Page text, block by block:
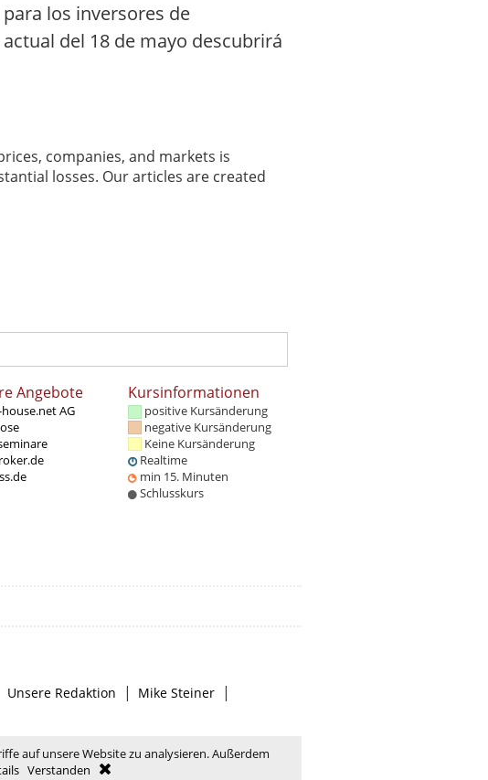
los inversores de
del 18 de mayo descubrirá
companies, and markets is
losses. Our articles are created
Angebote
AG
Kursinformationen
positive Kursänderung
negative Kursänderung
Keine Kursänderung
Realtime
min 15. Minuten
Schlusskurs
Unsere Redaktion | Mike Steiner |
auf unsere Website zu analysieren. Außerdem
Verstanden